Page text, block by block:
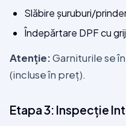
Slăbire șuruburi/
Îndepărtare DPF cu
Atenție:Garniturile se
(incluse în preț).
Etapa 3: Inspecție